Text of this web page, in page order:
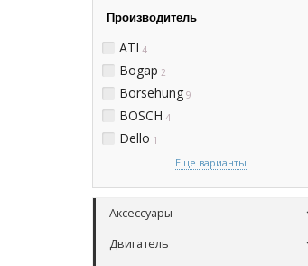
Производитель
ATI 4
Bogap 2
Borsehung 9
BOSCH 4
Dello 1
Еще варианты
Аксессуары
Двигатель